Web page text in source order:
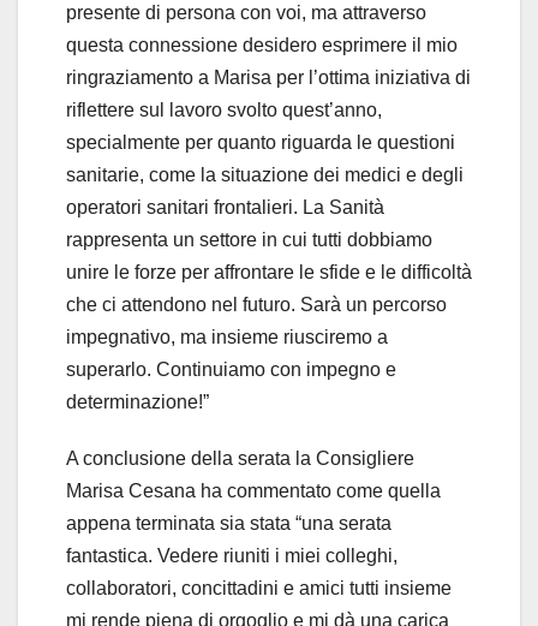
presente di persona con voi, ma attraverso
questa connessione desidero esprimere il mio
ringraziamento a Marisa per l’ottima iniziativa di
riflettere sul lavoro svolto quest’anno,
specialmente per quanto riguarda le questioni
sanitarie, come la situazione dei medici e degli
operatori sanitari frontalieri. La Sanità
rappresenta un settore in cui tutti dobbiamo
unire le forze per affrontare le sfide e le difficoltà
che ci attendono nel futuro. Sarà un percorso
impegnativo, ma insieme riusciremo a
superarlo. Continuiamo con impegno e
determinazione!”
A conclusione della serata la Consigliere
Marisa Cesana ha commentato come quella
appena terminata sia stata “una serata
fantastica. Vedere riuniti i miei colleghi,
collaboratori, concittadini e amici tutti insieme
mi rende piena di orgoglio e mi dà una carica